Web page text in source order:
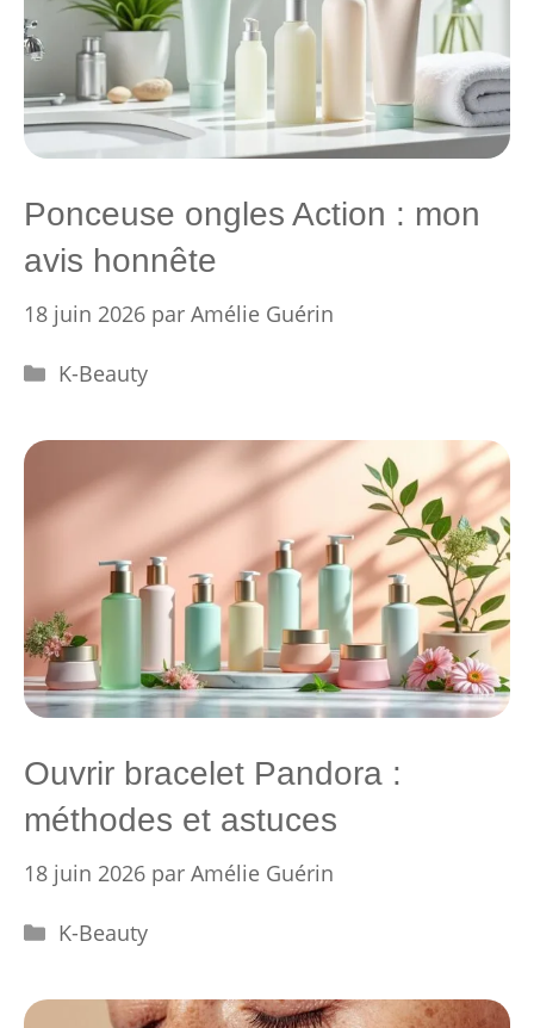
Ponceuse ongles Action : mon
avis honnête
18 juin 2026 par Amélie Guérin
Catégories
K-Beauty
Ouvrir bracelet Pandora :
méthodes et astuces
18 juin 2026 par Amélie Guérin
Catégories
K-Beauty